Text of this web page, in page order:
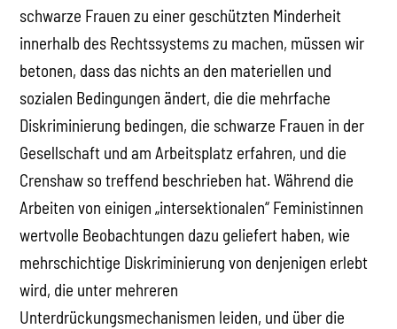
schwarze Frauen zu einer geschützten Minderheit
innerhalb des Rechtssystems zu machen, müssen wir
betonen, dass das nichts an den materiellen und
sozialen Bedingungen ändert, die die mehrfache
Diskriminierung bedingen, die schwarze Frauen in der
Gesellschaft und am Arbeitsplatz erfahren, und die
Crenshaw so treffend beschrieben hat. Während die
Arbeiten von einigen „intersektionalen“ Feministinnen
wertvolle Beobachtungen dazu geliefert haben, wie
mehrschichtige Diskriminierung von denjenigen erlebt
wird, die unter mehreren
Unterdrückungsmechanismen leiden, und über die